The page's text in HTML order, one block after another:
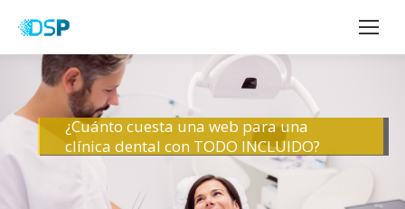
¿Cuánto cuesta una web para una
clínica dental con TODO INCLUIDO?